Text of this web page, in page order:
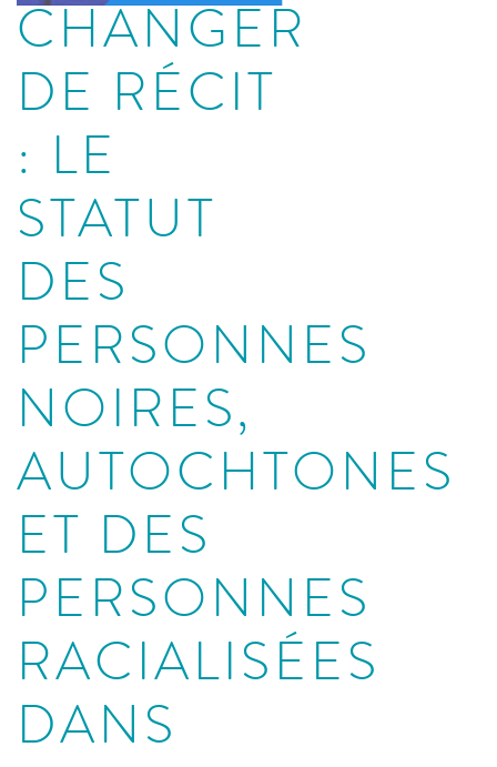
CHANGER
DE RÉCIT
: LE
STATUT
DES
PERSONNES
NOIRES,
AUTOCHTONES
ET DES
PERSONNES
RACIALISÉES
DANS